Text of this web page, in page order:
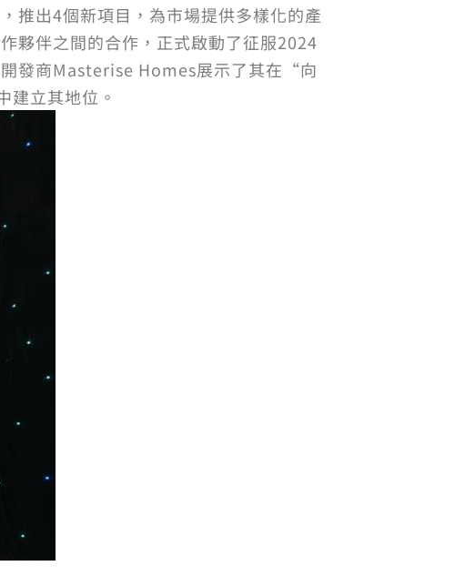
出4個新項目，為市場提供多樣化的產
夥伴之間的合作，正式啟動了征服2024
發商Masterise Homes展示了其在“向
立其地位。